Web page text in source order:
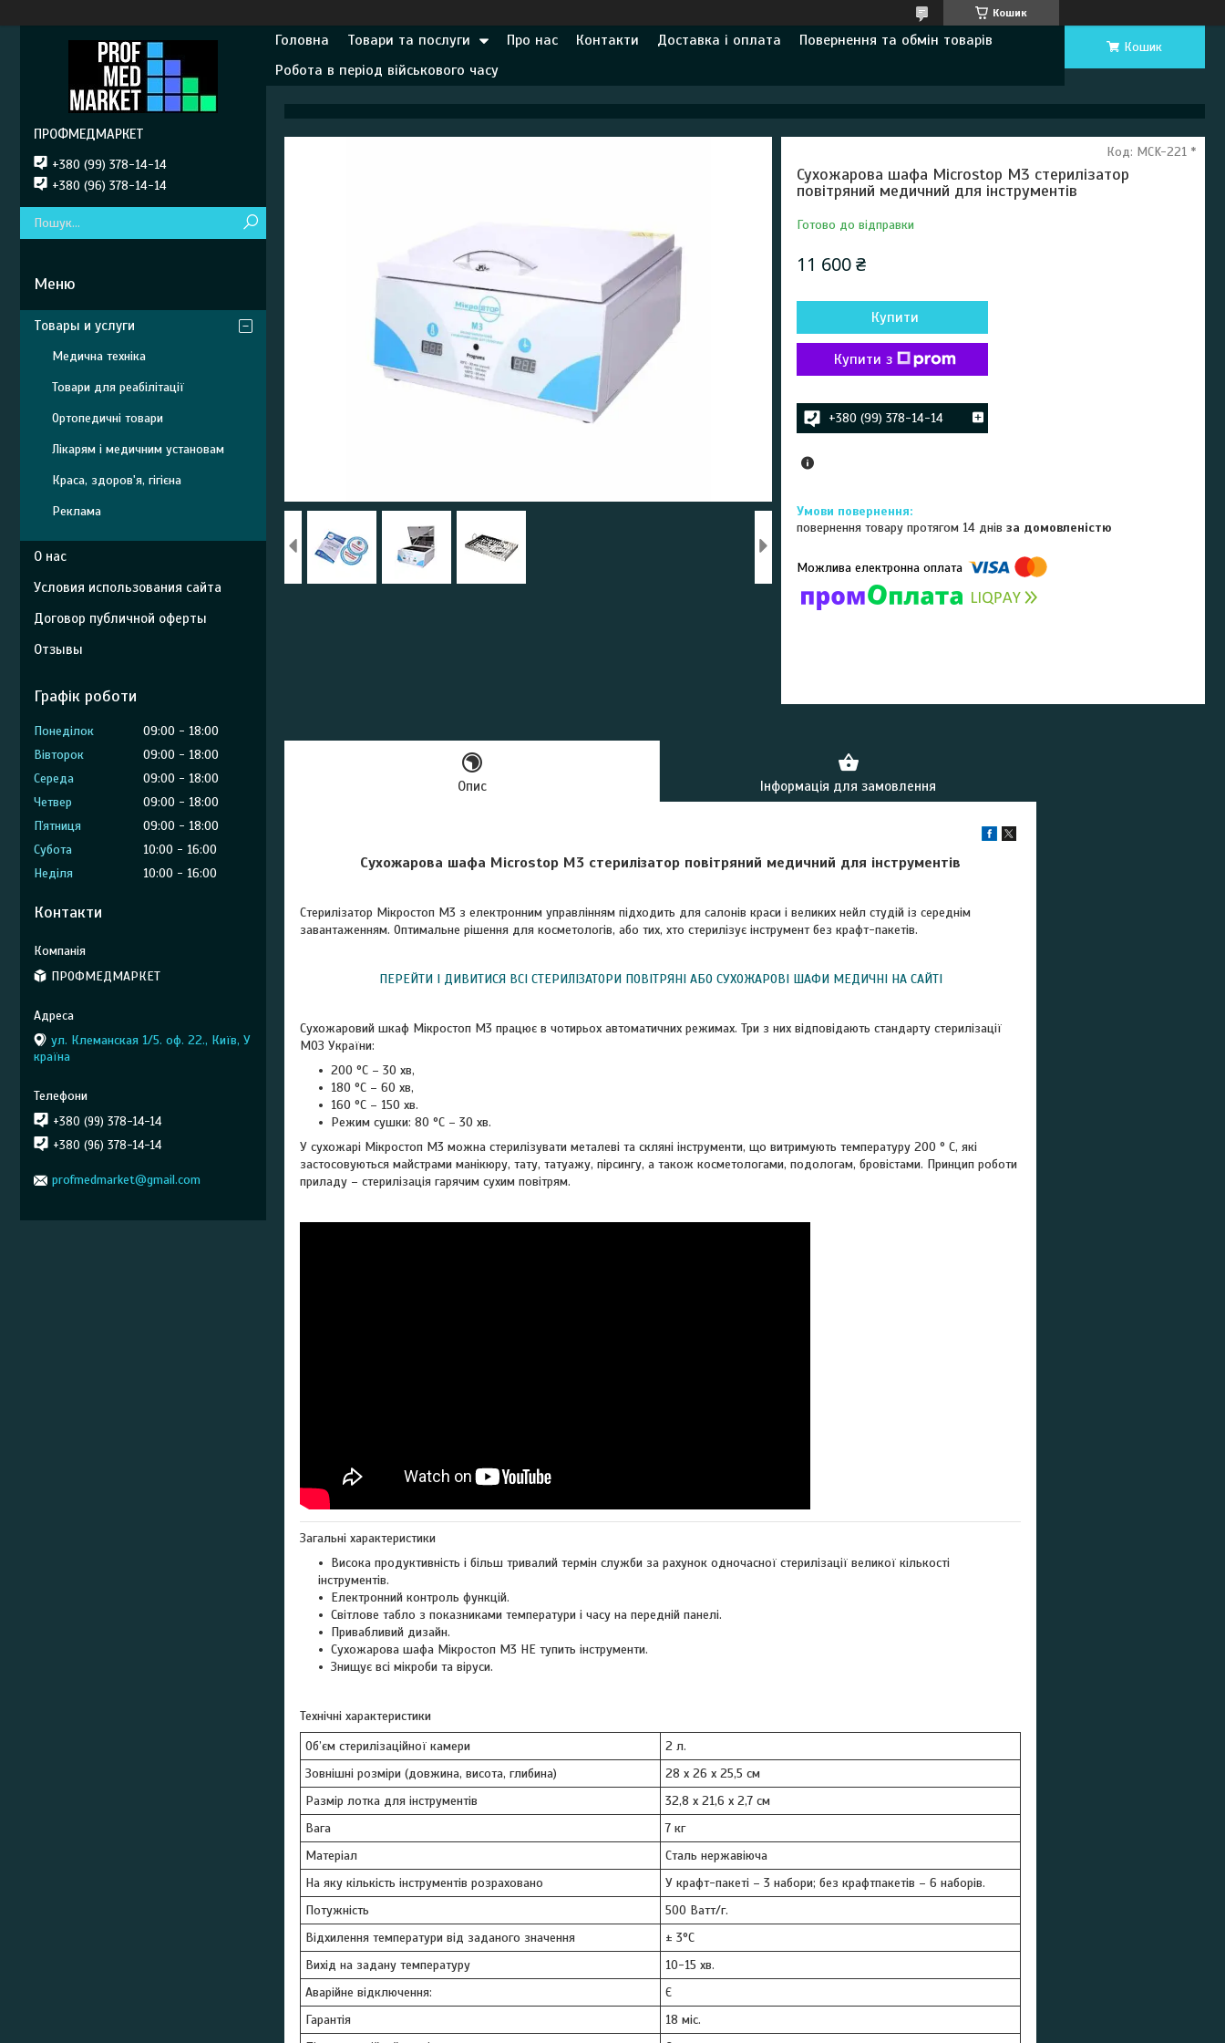
Кошик
Головна Товари та послуги Про нас Контакти Доставка і оплата
Повернення та обмін товарів
Робота в період військового часу
Кошик
Сухожарова шафа Microstop M3 стерилізатор
повітряний медичний для інструментів
Готово до відправки
Код: MCK-221 *
11 600 ₴
Купити
Купити з
+380 (99) 378-14-14
повернення товару протягом 14 днівза домовленістю
Опис Інформація для замовлення
Сухожарова шафа Microstop M3 стерилізатор повітряний медичний для інструментів
Стерилізатор Мікростоп М3 з електронним управлінням підходить для салонів краси і великих нейл студій із середнім
завантаженням. Оптимальне рішення для косметологів, або тих, хто стерилізує інструмент без крафт-пакетів.
ПЕРЕЙТИ І ДИВИТИСЯ ВСІ СТЕРИЛІЗАТОРИ ПОВІТРЯНІ АБО СУХОЖАРОВІ ШАФИ МЕДИЧНІ НА САЙТІ
Сухожаровий шкаф Мікростоп М3 працює в чотирьох автоматичних режимах. Три з них відповідають стандарту стерилізації
МОЗ України:
200 °C – 30 хв,
180 °C – 60 хв,
160 °C – 150 хв.
Режим сушки: 80 °C – 30 хв.
У сухожарі Мікростоп М3 можна стерилізувати металеві та скляні інструменти, що витримують температуру 200 ° C, які
застосовуються майстрами манікюру, тату, татуажу, пірсингу, а також косметологами, подологам, бровістами. Принцип роботи
приладу – стерилізація гарячим сухим повітрям.
Загальні характеристики
Висока продуктивність і більш тривалий термін служби за рахунок одночасної стерилізації великої кількості
інструментів.
Електронний контроль функцій.
Світлове табло з показниками температури і часу на передній панелі.
Привабливий дизайн.
Сухожарова шафа Мікростоп М3 НЕ тупить інструменти.
Знищує всі мікроби та віруси.
Технічні характеристики
Об’єм стерилізаційної камери
2 л.
Зовнішні розміри (довжина, висота, глибина)
28 х 26 х 25,5 см
Размір лотка для інструментів
32,8 х 21,6 х 2,7 см
Вага
7 кг
Матеріал
Сталь нержавіюча
На яку кількість інструментів розраховано
У крафт-пакеті – 3 набори; без крафтпакетів – 6 наборів.
Потужність
500 Ватт/г.
Відхилення температури від заданого значення
± 3°C
Вихід на задану температуру
10-15 хв.
Аварійне відключення:
Є
Гарантія
18 міс.
ПРОФМЕДМАРКЕТ
+380 (99) 378-14-14
+380 (96) 378-14-14
Товары и услуги
Медична техніка
Товари для реабілітації
Ортопедичні товари
Лікарям і медичним установам
Краса, здоров'я, гігієна
Реклама
О нас
Условия использования сайта
Договор публичной оферты
Отзывы
Графік роботи
Понеділок 09:00
18:00
Вівторок
09:00
18:00
Середа
09:00
18:00
Четвер
09:00
18:00
Пʼятниця
09:00
18:00
Субота
10:00
16:00
Неділя
10:00 16:00
Контакти
ПРОФМЕДМАРКЕТ
ул. Клеманская 1/5. оф. 22., Київ, У
країна
+380 (99) 378-14-14
+380 (96) 378-14-14
profmedmarket@gmail.com